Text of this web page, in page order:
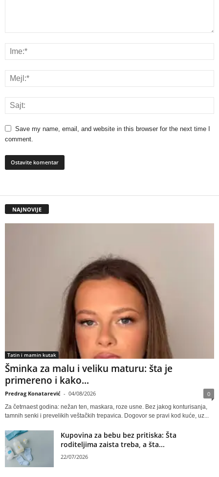
Save my name, email, and website in this browser for the next time I
comment.
NAJNOVIJE
Tatin i mamin kutak
Šminka za malu i veliku maturu: šta je
primereno i kako...
Predrag Konatarević - 04/08/2026 0
Za četrnaest godina: nežan ten, maskara, roze usne. Bez jakog konturisanja,
tamnih senki i prevelikih veštačkih trepavica. Dogovor se pravi kod kuće, uz...
Kupovina za bebu bez pritiska: Šta
roditeljima zaista treba, a šta...
22/07/2026